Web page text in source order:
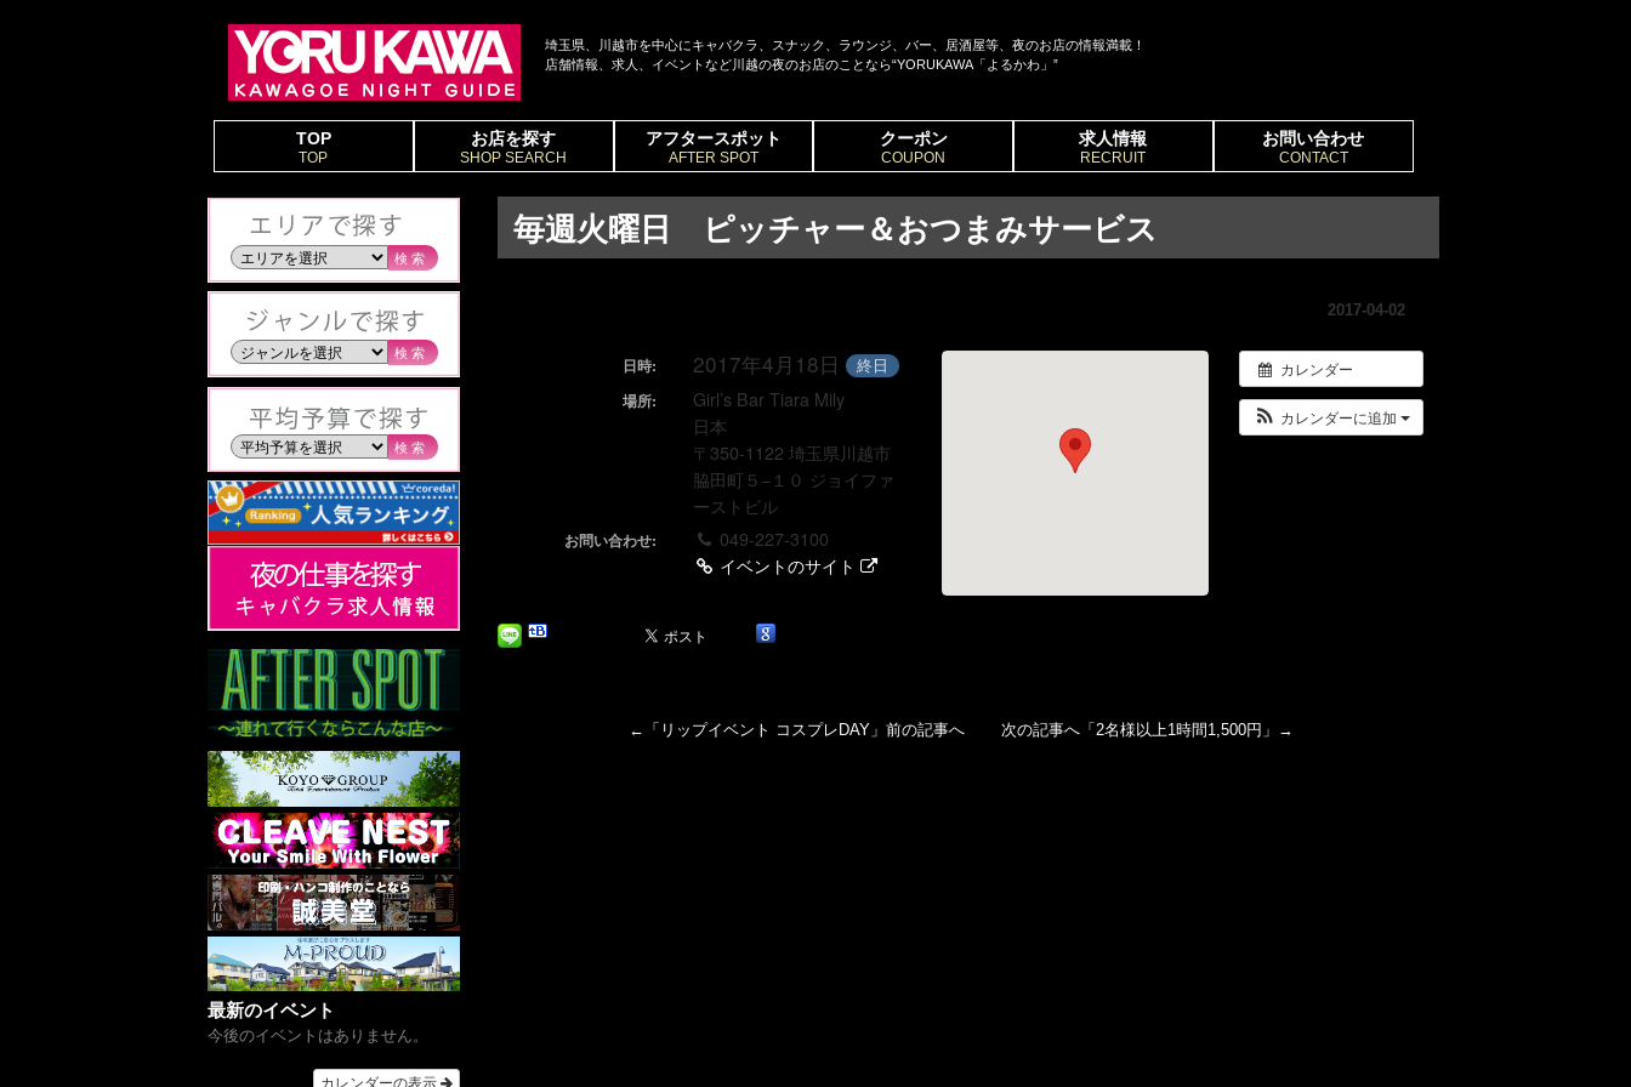
埼玉県、川越市を中心にキャバクラ、スナック、ラウンジ、バー、居酒屋等、夜のお店の情報満載！
店舗情報、求人、イベントなど川越の夜のお店のことなら“YORUKAWA「よるかわ」”
TOP
TOP
お店を探す
SHOP SEARCH
アフタースポット
AFTER SPOT
クーポン
COUPON
求人情報
RECRUIT
お問い合わせ
CONTACT
毎週火曜日 ピッチャー＆おつまみサービス
2017-04-02
カレンダー
カレンダーに追加
日時: 2017年4月18日 終日
場所:
Girl’s Bar Tiara Mily
日本
〒350-1122 埼玉県川越市
脇田町５−１０ ジョイファ
ーストビル
お問い合わせ:
049-227-3100
イベントのサイト
←「 リップイベント コスプレDAY」前の記事へ 次の記事へ「 2名様以上1時間1,500円 」→
検索
検索
検索
最新のイベント
今後のイベントはありません。
カレンダーの表示